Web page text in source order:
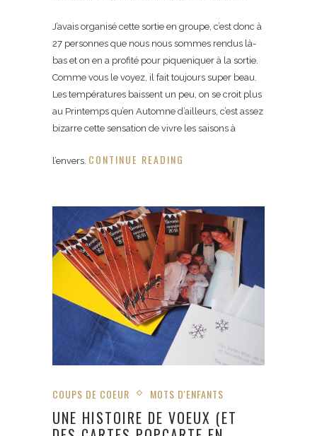
J’avais organisé cette sortie en groupe, c’est donc à
27 personnes que nous nous sommes rendus là-
bas et on en a profité pour piqueniquer à la sortie.
Comme vous le voyez, il fait toujours super beau.
Les températures baissent un peu, on se croit plus
au Printemps qu’en Automne d’ailleurs, c’est assez
bizarre cette sensation de vivre les saisons à
l’envers. CONTINUE READING
COUPS DE COEUR MOTS D'ENFANTS
UNE HISTOIRE DE VOEUX (ET